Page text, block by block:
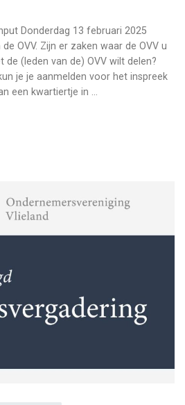
Donderdag 13 februari 2025
OVV. Zijn er zaken waar de OVV u
de (leden van de) OVV wilt delen?
je je aanmelden voor het inspreek
een kwartiertje in …